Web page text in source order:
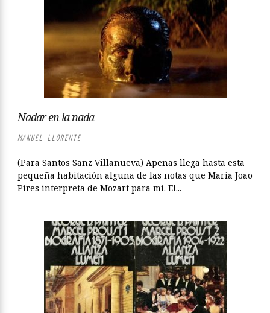
Nadar en la nada
MANUEL LLORENTE
(Para Santos Sanz Villanueva) Apenas llega hasta esta
pequeña habitación alguna de las notas que Maria Joao
Pires interpreta de Mozart para mí. El...